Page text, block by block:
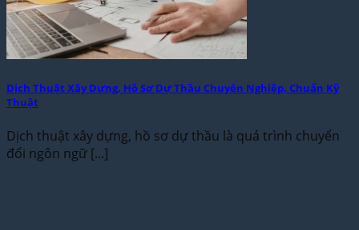
Dịch Thuật Xây Dựng, Hồ Sơ Dự Thầu Chuyên Nghiệp, Chuẩn Kỹ
Thuật
Dịch thuật xây dựng, hồ sơ dự thầu là quá trình chuyển
đổi ngôn ngữ [...]